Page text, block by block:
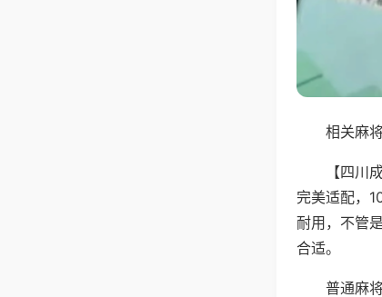
相关麻
【四川
完美适配，
耐用，不管
合适。
普通麻